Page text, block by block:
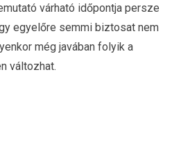
várható időpontja persze
egyelőre semmi biztosat nem
még javában folyik a
változhat.